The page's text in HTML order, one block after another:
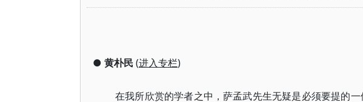
● 黄朴民(进入专栏)
在我所欣赏的学者之中，萨孟武先生无疑是必须要提的